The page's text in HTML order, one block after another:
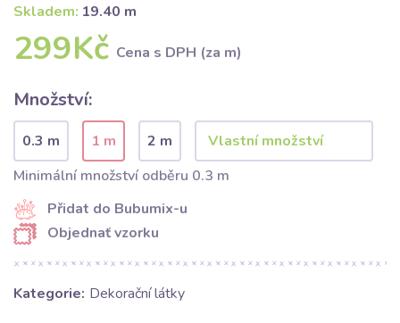
Skladem: 19.40 m
299Kč Cena s DPH (za m)
Množství:
0.3 m 1 m
2 m
Minimální množství odběru 0.3 m
Přidat do Bubumix-u
Objednať vzorku
Kategorie: Dekorační látky